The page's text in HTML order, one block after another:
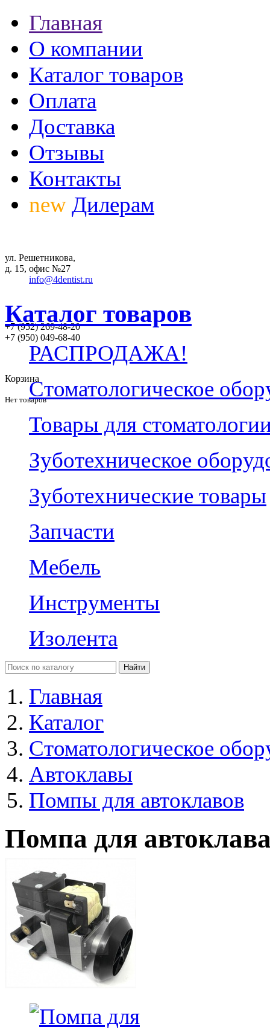
Главная
О компании
Каталог товаров
Оплата
Доставка
Отзывы
Контакты
new Дилерам
ул. Решетникова,
д. 15, офис №27
info@4dentist.ru
+7 (952) 269-48-20
‪+7 (950) 049-68-40
Корзина
Нет товаров
Каталог товаров
РАСПРОДАЖА!
Стоматологическое
Товары для
Зуботехническое
Зуботехнические товары
Запчасти
Мебель
Инструменты
Изолента
Главная
Каталог
Стоматологическое
Автоклавы
Помпы для автоклавов
Помпа для